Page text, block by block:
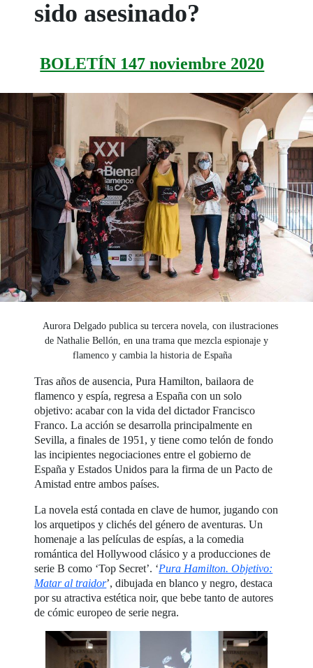
sido asesinado?
BOLETÍN 147 noviembre 2020
Aurora Delgado publica su tercera novela, con ilustraciones
de Nathalie Bellón, en una trama que mezcla espionaje y
flamenco y cambia la historia de España
Tras años de ausencia, Pura Hamilton, bailaora de
flamenco y espía, regresa a España con un solo
objetivo: acabar con la vida del dictador Francisco
Franco. La acción se desarrolla principalmente en
Sevilla, a finales de 1951, y tiene como telón de fondo
las incipientes negociaciones entre el gobierno de
España y Estados Unidos para la firma de un Pacto de
Amistad entre ambos países.
La novela está contada en clave de humor, jugando con
los arquetipos y clichés del género de aventuras. Un
homenaje a las películas de espías, a la comedia
romántica del Hollywood clásico y a producciones de
serie B como ‘Top Secret’. ‘Pura Hamilton. Objetivo:
Matar al traidor’, dibujada en blanco y negro, destaca
por su atractiva estética noir, que bebe tanto de autores
de cómic europeo de serie negra.